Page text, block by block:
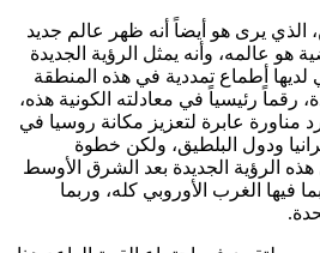
الذي يرى هو أيضاً أنه ظهر عالم جديد
هو عالمه، وأنه يمثل الرؤية الجديدة
لديها أطماع تمددية في هذه المنطقة
رقماً رئيسياً في معادلته الكونية هذه،
مناورة عابرة لتعزيز مكانة روسيا في
ودول البلطيق، ولكن خطوة
الرؤية الجديدة بعد الشرق الأوسط
فيها الغرب الأوروبي كله، وربما